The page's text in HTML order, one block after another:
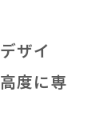
デザイ
高度に専